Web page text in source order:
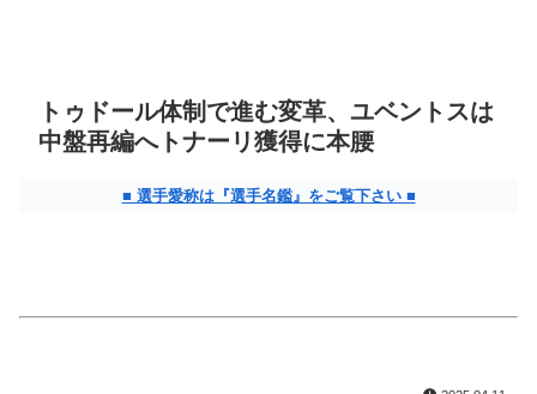
トゥドール体制で進む変革、ユベントスは
中盤再編へトナーリ獲得に本腰
■ 選手愛称は『選手名鑑』をご覧下さい ■